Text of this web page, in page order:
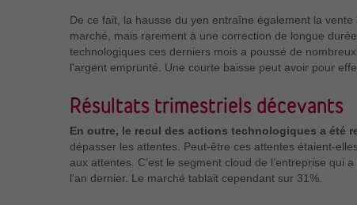
De ce fait, la hausse du yen entraîne également la
marché, mais rarement à une correction de longue
technologiques ces derniers mois a poussé de
l'argent emprunté. Une courte baisse peut avoir pour
Résultats trimestriels décevants
En outre, le recul des actions technologiques a été
dépasser les attentes. Peut-être ces attentes étaient-
aux attentes. C’est le segment cloud de l’entreprise
l’an dernier. Le marché tablait cependant sur 31%.